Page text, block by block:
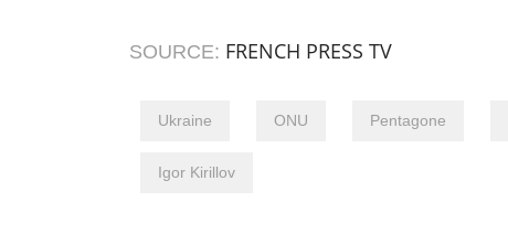
SOURCE: FRENCH PRESS TV
Ukraine ONU Pentagone
Igor Kirillov